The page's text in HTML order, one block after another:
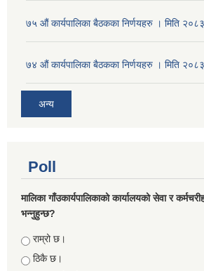
७५ औं कार्यपालिका बैठकका निर्णयहरु । मिति
७४ औं कार्यपालिका बैठकका निर्णयहरु । मिति
अन्य
Poll
मालिका गाँउकार्यपालिकाको कार्यालयको सेवा र
भन्नुहुन्छ?
Choices
राम्रो छ।
ठिकै छ।